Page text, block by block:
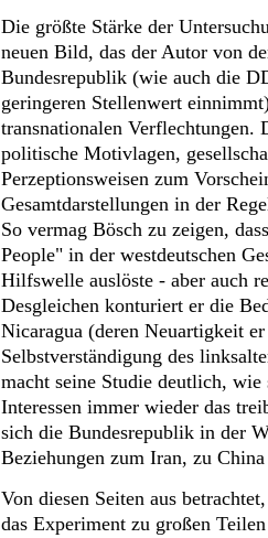
Die größte Stärke der
neuen Bild, das der Autor von
Bundesrepublik (wie auch die
geringeren Stellenwert
transnationalen Verflechtungen.
politische Motivlagen,
Perzeptionsweisen zum
Gesamtdarstellungen in der
So vermag Bösch zu zeigen,
People" in der westdeutschen
Hilfswelle auslöste - aber auch
Desgleichen konturiert er die
Nicaragua (deren Neuartigkeit
Selbstverständigung des
macht seine Studie deutlich,
Interessen immer wieder das
sich die Bundesrepublik in der
Beziehungen zum Iran, zu
Von diesen Seiten aus
das Experiment zu großen